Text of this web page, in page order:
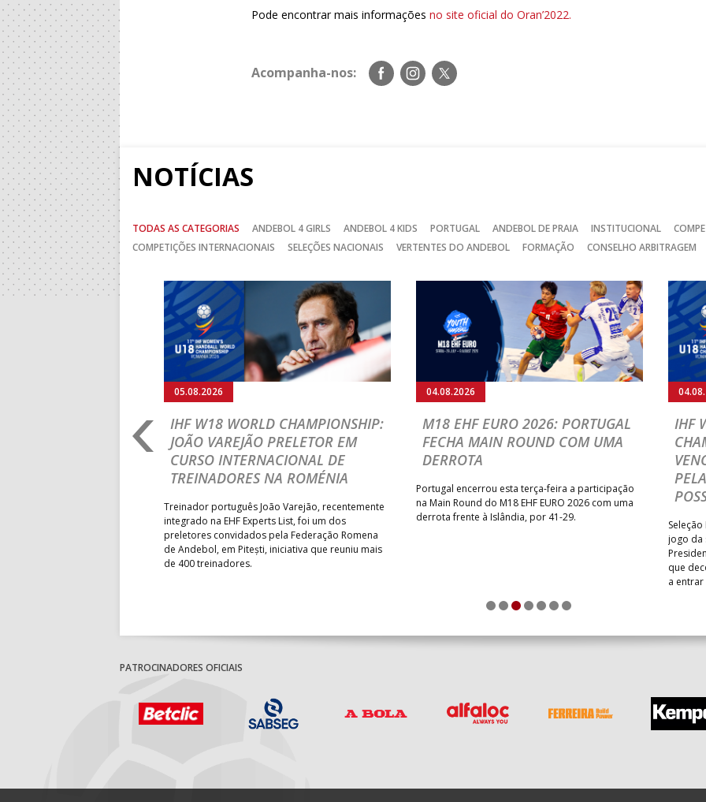
Pode encontrar mais informaçõesno site oficial do Oran’2022.
Acompanha-nos:
Siga-
nos
Siga-
nos
Siga-
nos
NOTÍCIAS
TODAS AS CATEGORIAS ANDEBOL 4 GIRLS ANDEBOL 4 KIDS PORTUGAL ANDEBOL DE PRAIA INSTITUCIONAL
COMPETIÇÕES INTERNACIONAIS
SELEÇÕES NACIONAIS VERTENTES DO ANDEBOL FORMAÇÃO CONSELHO ARBITRAGEM
CHAMPIONSHIP: PORTUGAL
VENCE GUINÉ E SEGUE NA LUTA
PELA MELHOR CLASSIFICAÇÃO
Seleção Nacional venceu a Guiné por 28-23, em
jogo da segunda jornada do Grupo II da
President’s Cup do Mundial de sub-18 Feminino,
que decorre na Roménia. Equipa das Quinas volta
M18 EHF EURO 2026: PORTUGAL
CEDE DIANTE DA HUNGRIA NA
MAIN ROUND
Segunda parte dominada pelos húngaros ditou a
derrota portuguesa por 35-45, na estreia do
Grupo II da Main Round do Europeu Sub-18
Masculino, em Belgrado. Equipa das Quinas volta
a entrar em campo esta terça-feira, pelas 16
IHF W18 WORLD
PORTUGAL VENCE E
NOVO FÔLEGO NA
Na estreia nesta fase da competição,
mediu forças com o Uzbequistão, no
President’s Cup, entrando determinado a
regressar às vitórias e a manter
aspirações de alcançar a melhor
possível no Campeonato do Mundo.
Anterior
1 2 3 4 5 6 7
PATROCINADORES OFICIAIS